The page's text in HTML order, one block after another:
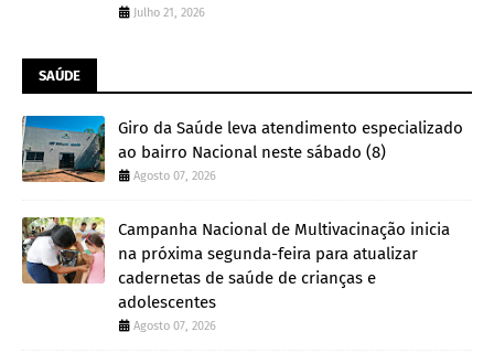
Julho 21, 2026
SAÚDE
Giro da Saúde leva atendimento especializado
ao bairro Nacional neste sábado (8)
Agosto 07, 2026
Campanha Nacional de Multivacinação inicia
na próxima segunda-feira para atualizar
cadernetas de saúde de crianças e
adolescentes
Agosto 07, 2026